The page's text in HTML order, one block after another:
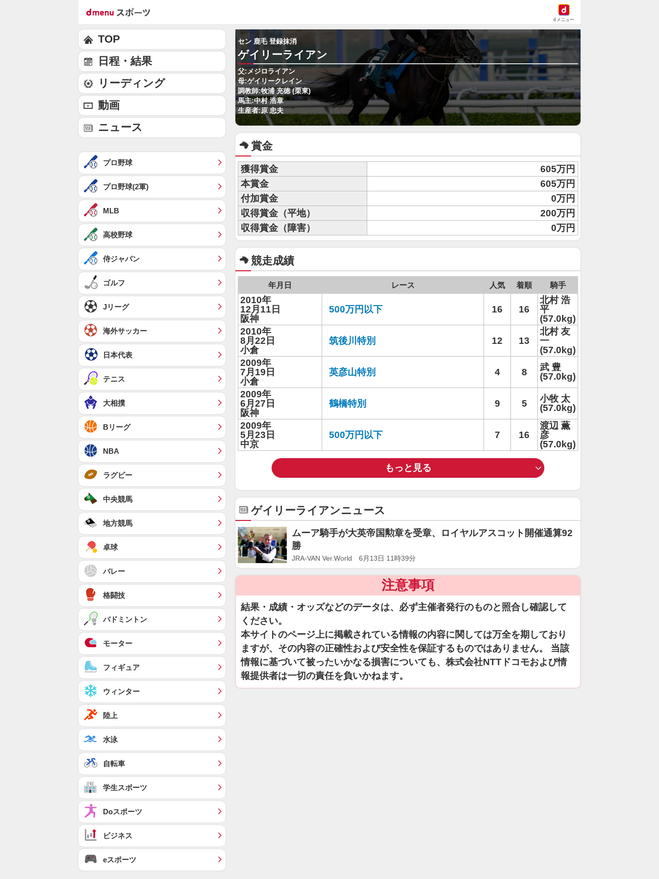
dメニュー
セン 鹿毛 登録抹消
ゲイリーライアン
父:メジロライアン
母:ゲイリークレイン
調教師:牧浦 充徳 (栗東)
馬主:中村 浩章
生産者:原 忠夫
賞金
獲得賞金
605万円
本賞金
605万円
付加賞金
0万円
収得賞金（平地）
200万円
収得賞金（障害）
0万円
競走成績
年月日 レース 人気 着順 騎手
2010年
12月11日
阪神
500万円以下 16 16
北村 浩
平
(57.0kg)
2010年
8月22日
小倉
筑後川特別 12 13
北村 友
一
(57.0kg)
2009年
7月19日
小倉
英彦山特別 4 8
武 豊
(57.0kg)
2009年
6月27日
阪神
鶴橋特別 9 5
小牧 太
(57.0kg)
2009年
5月23日
中京
500万円以下 7 16
渡辺 薫
彦
(57.0kg)
もっと見る
ゲイリーライアンニュース
ムーア騎手が大英帝国勲章を受章、ロイヤルアスコット開催通算92
勝
JRA-VAN Ver.World 6月13日 11時39分
注意事項
結果・成績・オッズなどのデータは、必ず主催者発行のものと照合し確認して
ください。
本サイトのページ上に掲載されている情報の内容に関しては万全を期しており
ますが、その内容の正確性および安全性を保証するものではありません。 当該
情報に基づいて被ったいかなる損害についても、株式会社NTTドコモおよび情
報提供者は一切の責任を負いかねます。
TOP
日程・結果
リーディング
動画
ニュース
プロ野球
プロ野球(2軍)
MLB
高校野球
侍ジャパン
ゴルフ
Jリーグ
海外サッカー
日本代表
テニス
大相撲
Bリーグ
NBA
ラグビー
中央競馬
地方競馬
卓球
バレー
格闘技
バドミントン
モーター
フィギュア
ウィンター
陸上
水泳
自転車
学生スポーツ
Doスポーツ
ビジネス
eスポーツ